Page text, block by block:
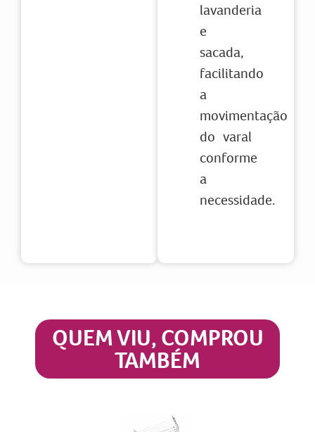
lavanderia
e
sacada,
facilitando
a
movimentação
do varal
conforme
a
necessidade.
QUEM VIU, COMPROU
TAMBÉM